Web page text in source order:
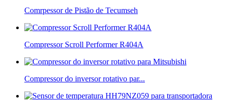
Comrpessor de Pistão de Tecumseh
Compressor Scroll Performer R404A
Compressor do inversor rotativo par...